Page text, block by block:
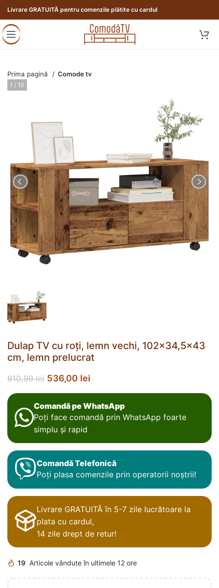
Livrare GRATUITĂ pentru comenzile plătite cu cardul
Prima pagină Comode tv
1 / 10
Dulap TV cu roți, lemn vechi, 102×34,5×43
cm, lemn prelucrat
610,99lei 536,00 lei
Comandă pe WhatsApp
Poți face comandă prin WhatsApp foarte
simplu și rapid
Comandă Telefonică
Poți plasa comenzile prin operatorii noștrii!
Livrare GRATUITĂ în 5-7 zile lucrătoare la
plata cu cardul,
14 zile drept de retur!
19 Articole vândute în ultimele 12 ore